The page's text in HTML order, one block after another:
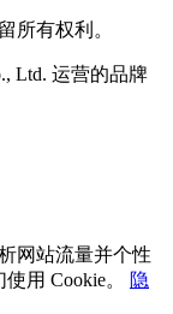
所有权利。
Ltd. 运营的品牌
网站流量并个性
用 Cookie。
隐